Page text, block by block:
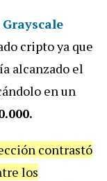
Grayscale
cripto ya que
alcanzado el
en un
contrastó
los